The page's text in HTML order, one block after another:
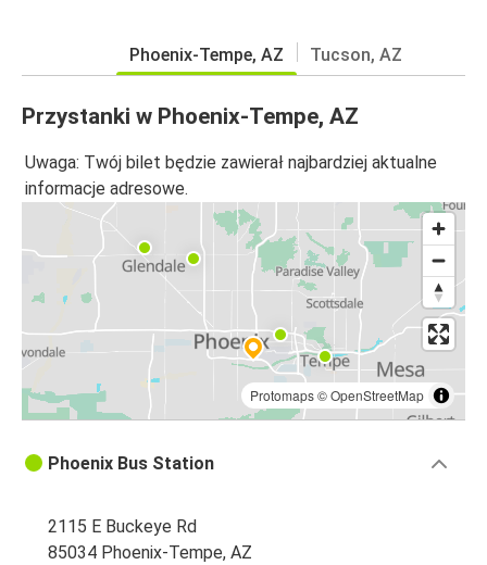
Phoenix-Tempe, AZ Tucson, AZ
Przystanki w Phoenix-Tempe, AZ
Uwaga: Twój bilet będzie zawierał najbardziej aktualne
informacje adresowe.
Protomaps©OpenStreetMap
Phoenix Bus Station
2115 E Buckeye Rd
85034 Phoenix-Tempe, AZ